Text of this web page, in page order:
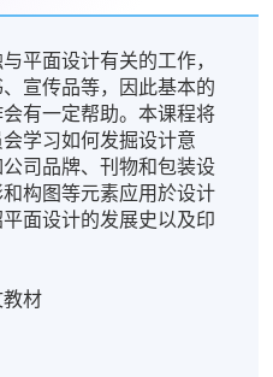
平面设计有关的工作，
宣传品等，因此基本的
有一定帮助。本课程将
学习如何发掘设计意
司品牌、刊物和包装设
构图等元素应用於设计
面设计的发展史以及印
材